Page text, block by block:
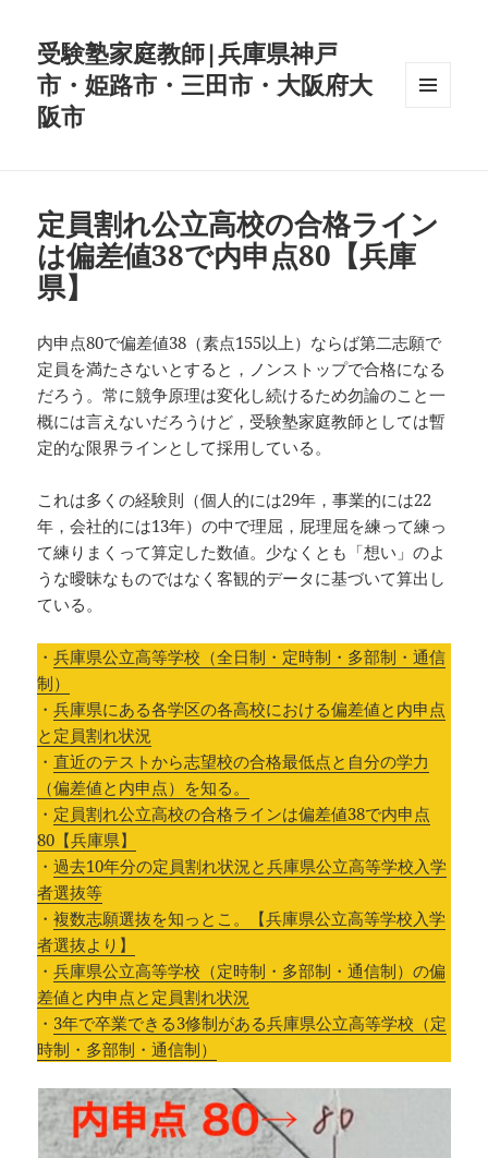
受験塾家庭教師|兵庫県神戸
市・姫路市・三田市・大阪府大
阪市
定員割れ公立高校の合格ライン
は偏差値38で内申点80【兵庫
県】
内申点80で偏差値38（素点155以上）ならば第二志願で
定員を満たさないとすると，ノンストップで合格になる
だろう。常に競争原理は変化し続けるため勿論のこと一
概には言えないだろうけど，受験塾家庭教師としては暫
定的な限界ラインとして採用している。
これは多くの経験則（個人的には29年，事業的には22
年，会社的には13年）の中で理屈，屁理屈を練って練っ
て練りまくって算定した数値。少なくとも「想い」のよ
うな曖昧なものではなく客観的データに基づいて算出し
ている。
・兵庫県公立高等学校（全日制・定時制・多部制・通信
制）
・兵庫県にある各学区の各高校における偏差値と内申点
と定員割れ状況
・直近のテストから志望校の合格最低点と自分の学力
（偏差値と内申点）を知る。
・ 定員割れ公立高校の合格ラインは偏差値38で内申点
80【兵庫県】
・過去10年分の定員割れ状況と兵庫県公立高等学校入学
者選抜等
・複数志願選抜を知っとこ。【兵庫県公立高等学校入学
者選抜より】
・兵庫県公立高等学校（定時制・多部制・通信制）の偏
差値と内申点と定員割れ状況
・ 3年で卒業できる3修制がある兵庫県公立高等学校（定
時制・多部制・通信制）